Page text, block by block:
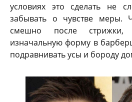
условиях это сделать не
забывать о чувстве меры.
смешно после стрижки,
изначальную форму в
подравнивать усы и бороду